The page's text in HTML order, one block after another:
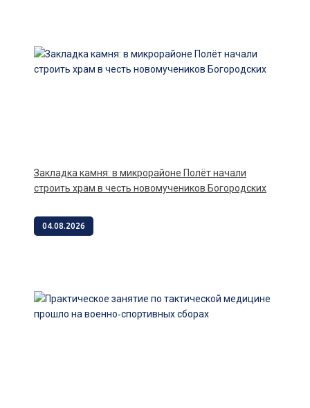
Закладка камня: в микрорайоне Полёт начали
строить храм в честь новомучеников Богородских
04.08.2026